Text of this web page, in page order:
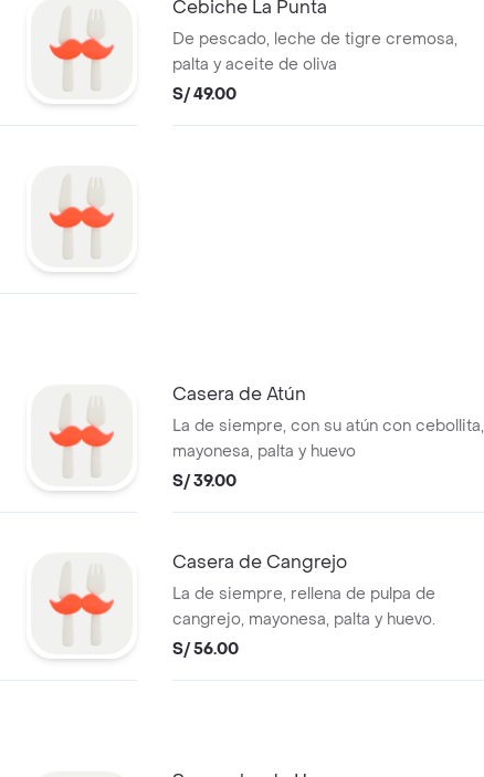
Cebiche La Punta
De pescado, leche de tigre cremosa,
palta y aceite de oliva
S/ 49.00
Casera de Atún
La de siempre, con su atún con cebollita,
mayonesa, palta y huevo
S/ 39.00
Casera de Cangrejo
La de siempre, rellena de pulpa de
cangrejo, mayonesa, palta y huevo.
S/ 56.00